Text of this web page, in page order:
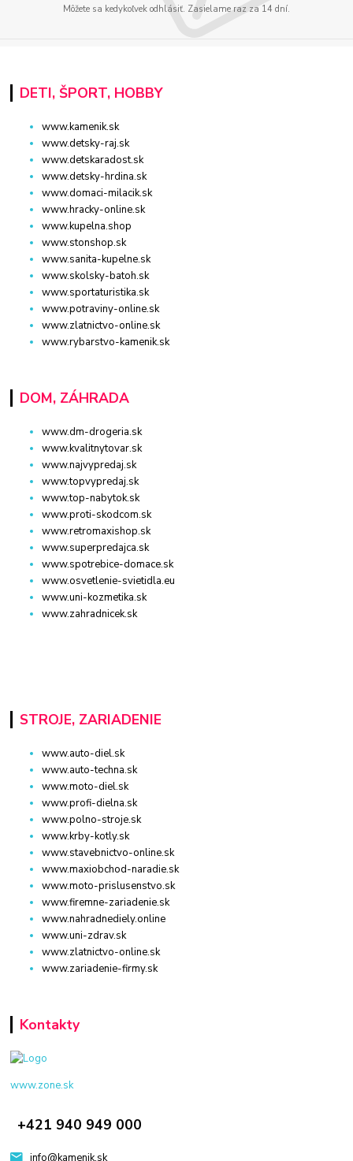
Môžete sa kedykoľvek odhlásiť. Zasielame raz za 14 dní.
DETI, ŠPORT, HOBBY
www.kamenik.sk
www.detsky-raj.sk
www.detskaradost.sk
www.detsky-hrdina.sk
www.domaci-milacik.sk
www.hracky-online.sk
www.kupelna.shop
www.stonshop.sk
www.sanita-kupelne.sk
www.skolsky-batoh.sk
www.sportaturistika.sk
www.potraviny-online.sk
www.zlatnictvo-online.sk
www.rybarstvo-kamenik.sk
DOM, ZÁHRADA
www.dm-drogeria.sk
www.kvalitnytovar.sk
www.najvypredaj.sk
www.topvypredaj.sk
www.top-nabytok.sk
www.proti-skodcom.sk
www.retromaxishop.sk
www.superpredajca.sk
www.spotrebice-domace.sk
www.osvetlenie-svietidla.eu
www.uni-kozmetika.sk
www.zahradnicek.sk
STROJE, ZARIADENIE
www.auto-diel.sk
www.auto-techna.sk
www.moto-diel.sk
www.profi-dielna.sk
www.polno-stroje.sk
www.krby-kotly.sk
www.stavebnictvo-online.sk
www.maxiobchod-naradie.sk
www.moto-prislusenstvo.sk
www.firemne-zariadenie.sk
www.nahradnediely.online
www.uni-zdrav.sk
www.zlatnictvo-online.sk
www.zariadenie-firmy.sk
Kontakty
www.zone.sk
+421 940 949 000
info@kamenik.sk